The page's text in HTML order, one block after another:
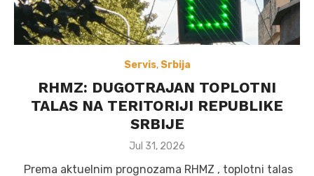
Servis, Srbija
RHMZ: DUGOTRAJAN TOPLOTNI
TALAS NA TERITORIJI REPUBLIKE
SRBIJE
Posted
Jul 31, 2026
Prema aktuelnim prognozama RHMZ , toplotni talas